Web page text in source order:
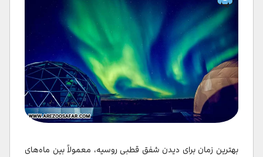
بهترین زمان برای دیدن شفق قطبی روسیه، معمولاً بین ماه‌های